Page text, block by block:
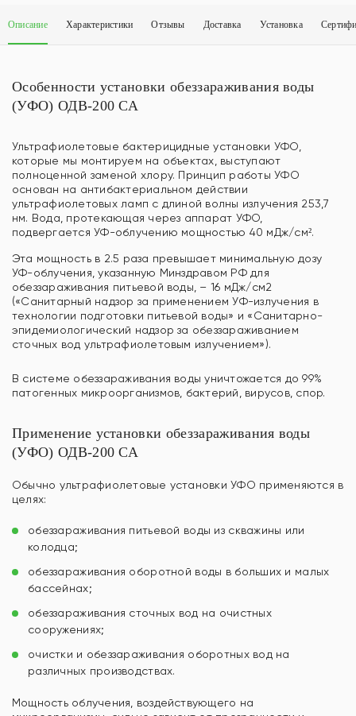
Описание Характеристики Отзывы Доставка Установка
Особенности установки обеззараживания воды
(УФО) ОДВ-200 СА
Ультрафиолетовые бактерицидные установки УФО,
которые мы монтируем на объектах, выступают
полноценной заменой хлору. Принцип работы УФО
основан на антибактериальном действии
ультрафиолетовых ламп с длиной волны излучения 253,7
нм. Вода, протекающая через аппарат УФО,
подвергается УФ-облучению мощностью 40 мДж/cм².
Эта мощность в 2.5 раза превышает минимальную дозу
УФ-облучения, указанную Минздравом РФ для
обеззараживания питьевой воды, – 16 мДж/см2
(«Санитарный надзор за применением УФ-излучения в
технологии подготовки питьевой воды» и «Санитарно-
эпидемиологический надзор за обеззараживанием
сточных вод ультрафиолетовым излучением»).
В системе обеззараживания воды уничтожается до 99%
патогенных микроорганизмов, бактерий, вирусов, спор.
Применение установки обеззараживания воды
(УФО) ОДВ-200 СА
Обычно ультрафиолетовые установки УФО применяются в
целях:
обеззараживания питьевой воды из скважины или
колодца;
обеззараживания оборотной воды в больших и малых
бассейнах;
обеззараживания сточных вод на очистных
сооружениях;
очистки и обеззараживания оборотных вод на
различных производствах.
Мощность облучения, воздействующего на